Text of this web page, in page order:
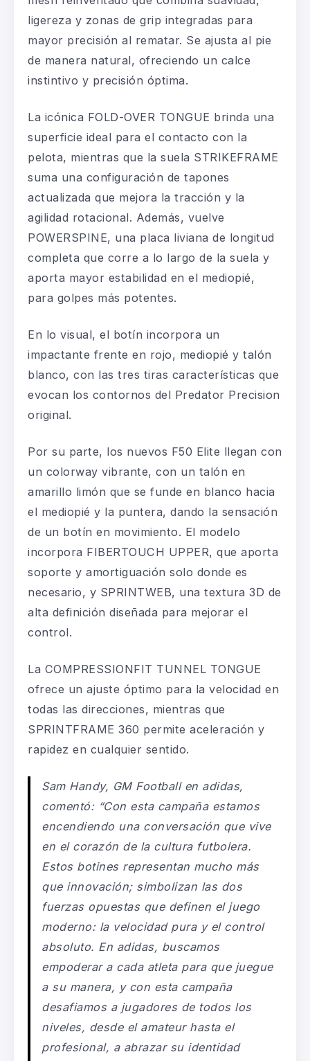
ligereza y zonas de grip integradas para
mayor precisión al rematar. Se ajusta al pie
de manera natural, ofreciendo un calce
instintivo y precisión óptima.
La icónica FOLD-OVER TONGUE brinda una
superficie ideal para el contacto con la
pelota, mientras que la suela STRIKEFRAME
suma una configuración de tapones
actualizada que mejora la tracción y la
agilidad rotacional. Además, vuelve
POWERSPINE, una placa liviana de longitud
completa que corre a lo largo de la suela y
aporta mayor estabilidad en el mediopié,
para golpes más potentes.
En lo visual, el botín incorpora un
impactante frente en rojo, mediopié y talón
blanco, con las tres tiras características que
evocan los contornos del Predator Precision
original.
Por su parte, los nuevos F50 Elite llegan con
un colorway vibrante, con un talón en
amarillo limón que se funde en blanco hacia
el mediopié y la puntera, dando la sensación
de un botín en movimiento. El modelo
incorpora FIBERTOUCH UPPER, que aporta
soporte y amortiguación solo donde es
necesario, y SPRINTWEB, una textura 3D de
alta definición diseñada para mejorar el
control.
La COMPRESSIONFIT TUNNEL TONGUE
ofrece un ajuste óptimo para la velocidad en
todas las direcciones, mientras que
SPRINTFRAME 360 permite aceleración y
rapidez en cualquier sentido.
Sam Handy, GM Football en adidas,
comentó: “Con esta campaña estamos
encendiendo una conversación que vive
en el corazón de la cultura futbolera.
Estos botines representan mucho más
que innovación; simbolizan las dos
fuerzas opuestas que definen el juego
moderno: la velocidad pura y el control
absoluto. En adidas, buscamos
empoderar a cada atleta para que juegue
a su manera, y con esta campaña
desafiamos a jugadores de todos los
niveles, desde el amateur hasta el
profesional, a abrazar su identidad